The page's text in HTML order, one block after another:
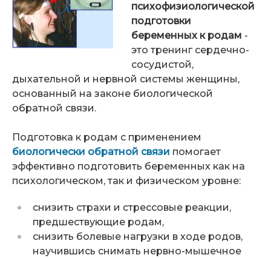
психофизиологической
подготовки
беременных к родам -
это тренинг сердечно-
сосудистой,
дыхательной и нервной системы женщины,
основанный на законе биологической
обратной связи.
Подготовка к родам с применением
биологически обратной связи помогает
эффективно подготовить беременных как на
психологическом, так и физическом уровне:
снизить страхи и стрессовые реакции,
предшествующие родам,
снизить болевые нагрузки в ходе родов,
научившись снимать нервно-мышечное